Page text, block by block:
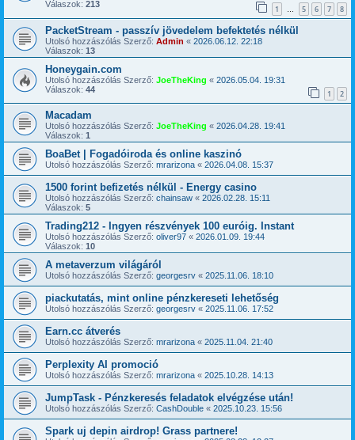
Válaszok: 213 1 … 5 6 7 8
PacketStream - passzív jövedelem befektetés nélkül
Utolsó hozzászólás Szerző: Admin « 2026.06.12. 22:18
Válaszok: 13
Honeygain.com
Utolsó hozzászólás Szerző: JoeTheKing « 2026.05.04. 19:31
Válaszok: 44 1 2
Macadam
Utolsó hozzászólás Szerző: JoeTheKing « 2026.04.28. 19:41
Válaszok: 1
BoaBet | Fogadóiroda és online kaszinó
Utolsó hozzászólás Szerző: mrarizona « 2026.04.08. 15:37
1500 forint befizetés nélkül - Energy casino
Utolsó hozzászólás Szerző: chainsaw « 2026.02.28. 15:11
Válaszok: 5
Trading212 - Ingyen részvények 100 euróig. Instant
Utolsó hozzászólás Szerző: oliver97 « 2026.01.09. 19:44
Válaszok: 10
A metaverzum világáról
Utolsó hozzászólás Szerző: georgesrv « 2025.11.06. 18:10
piackutatás, mint online pénzkereseti lehetőség
Utolsó hozzászólás Szerző: georgesrv « 2025.11.06. 17:52
Earn.cc átverés
Utolsó hozzászólás Szerző: mrarizona « 2025.11.04. 21:40
Perplexity AI promoció
Utolsó hozzászólás Szerző: mrarizona « 2025.10.28. 14:13
JumpTask - Pénzkeresés feladatok elvégzése után!
Utolsó hozzászólás Szerző: CashDouble « 2025.10.23. 15:56
Spark uj depin airdrop! Grass partnere!